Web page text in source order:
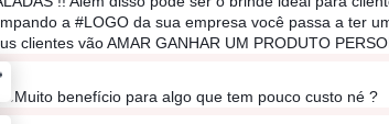
a #LOGO da sua empresa você passa a ter
clientes vão AMAR GANHAR UM PRODUTO
✔ Muito benefício para algo que tem pouco custo né ?